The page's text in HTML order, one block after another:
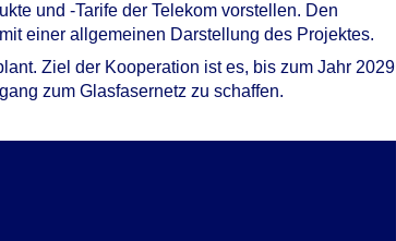
und -Tarife der Telekom vorstellen. Den
einer allgemeinen Darstellung des Projektes.
Ziel der Kooperation ist es, bis zum Jahr 2029
zum Glasfasernetz zu schaffen.